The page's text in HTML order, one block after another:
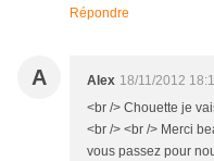
Répondre
A Alex 18/11/2012
<br /> Chouette je
<br /> <br /> Merci
vous passez pour